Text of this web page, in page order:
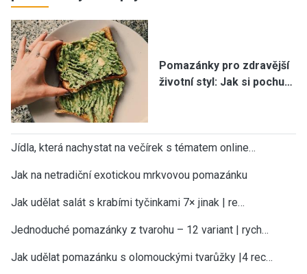
Pomazánky pro zdravější
životní styl: Jak si pochu…
Jídla, která nachystat na večírek s tématem online…
Jak na netradiční exotickou mrkvovou pomazánku
Jak udělat salát s krabími tyčinkami 7× jinak | re…
Jednoduché pomazánky z tvarohu – 12 variant | rych…
Jak udělat pomazánku s olomouckými tvarůžky |4 rec…